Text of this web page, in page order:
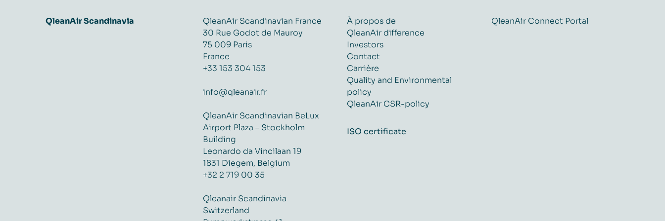
QleanAir Scandinavia
QleanAir Scandinavian France
30 Rue Godot de Mauroy
75 009 Paris
France
+33 153 304 153
info@qleanair.fr
QleanAir Scandinavian BeLux
Airport Plaza – Stockholm
Building
Leonardo da Vincilaan 19
1831 Diegem, Belgium
+32 2 719 00 35
Qleanair Scandinavia
Switzerland
À propos de
QleanAir difference
Investors
Contact
Carrière
Quality and Environmental
policy
QleanAir CSR-policy
ISO certificate
QleanAir Connect Portal